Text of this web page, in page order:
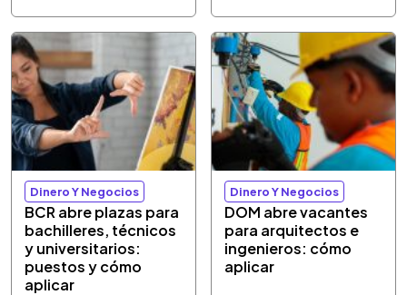
Dinero Y Negocios
BCR abre plazas para
bachilleres, técnicos
y universitarios:
puestos y cómo
aplicar
Dinero Y Negocios
DOM abre vacantes
para arquitectos e
ingenieros: cómo
aplicar